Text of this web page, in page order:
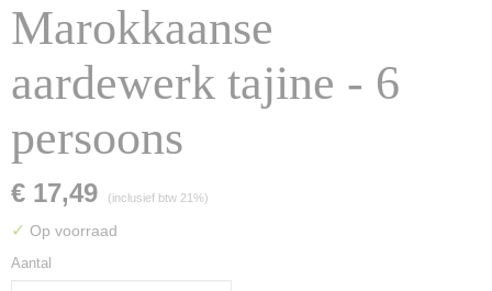
Marokkaanse
aardewerk tajine - 6
persoons
€ 17,49 (inclusief btw 21%)
✓ Op voorraad
Aantal